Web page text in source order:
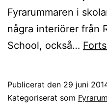
Fyrarummaren i
några interiörer från
School, också…
Publicerat den 29 juni
Kategoriserat som